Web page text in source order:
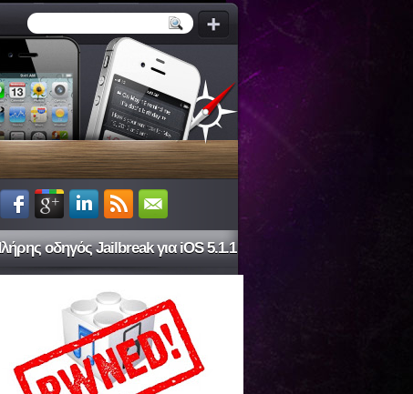
οδηγός Jailbreak για iOS 5.1.1